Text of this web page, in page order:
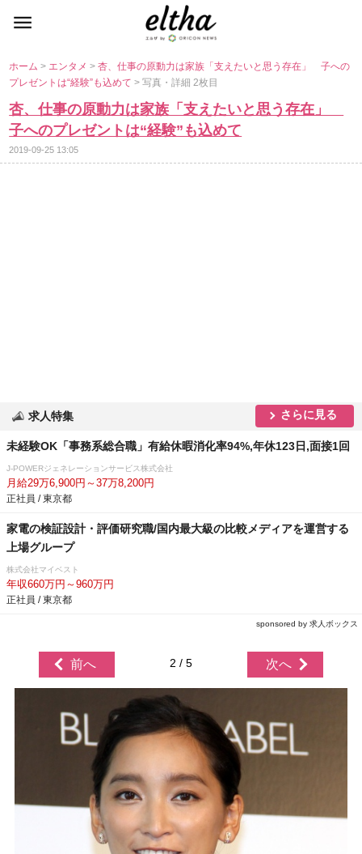
ホーム> エンタメ>杏、仕事の原動力は家族「支えたいと思う存在」 子への
プレゼントは“経験”も込めて> 写真・詳細 2枚目
杏、仕事の原動力は家族「支えたいと思う存在」
子へのプレゼントは“経験”も込めて
2019-09-25 13:05
求人特集 さらに見る
未経験OK「事務系総合職」有給休暇消化率94%,年休123日,面接1回
J-POWERジェネレーションサービス株式会社
月給29万6,900円～37万8,200円
正社員 / 東京都
家電の検証設計・評価研究職/国内最大級の比較メディアを運営する
上場グループ
株式会社マイベスト
年収660万円～960万円
正社員 / 東京都
sponsored by 求人ボックス
前へ 2 / 5 次へ